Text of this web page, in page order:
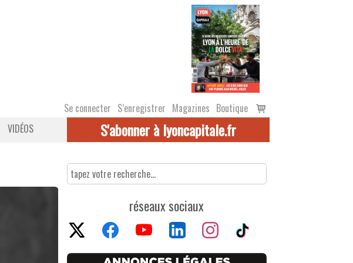
Se connecter S’enregistrer Magazines Boutique
Voir
le
VIDÉOS S'abonner à lyoncapitale.fr
réseaux sociaux